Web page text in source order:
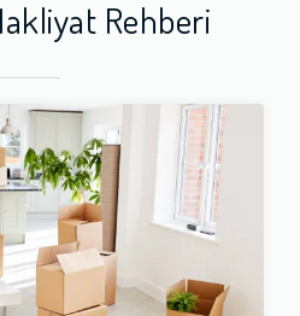
Rehberi